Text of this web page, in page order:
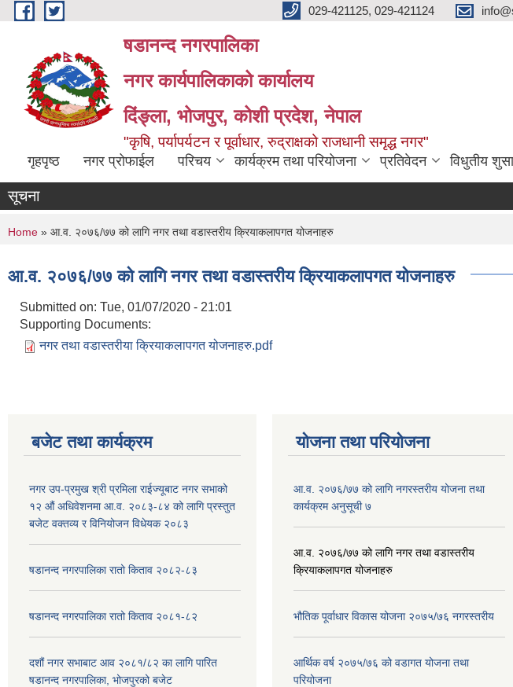
Skip to main content 029-421125, 029-421124
षडानन्द नगरपालिका
नगर कार्यपालिकाको कार्यालय
दिंङ्ला, भोजपुर, कोशी प्रदेश, नेपाल
"कृषि, पर्यापर्यटन र पूर्वाधार, रुद्राक्षको राजधानी समृद्ध नगर"
गृहपृष्ठ नगर प्रोफाईल परिचय कार्यक्रम तथा परियोजना प्रतिवेदन विधुतीय
सूचना
You are here
Home » आ.व. २०७६/७७ को लागि नगर तथा वडास्तरीय क्रियाकलापगत योजनाहरु
आ.व. २०७६/७७ को लागि नगर तथा वडास्तरीय क्रियाकलापगत योजनाहरु
Submitted on: Tue, 01/07/2020 - 21:01
Supporting Documents:
नगर तथा वडास्तरीया क्रियाकलापगत योजनाहरु.pdf
बजेट तथा कार्यक्रम
नगर उप-प्रमुख श्री प्रमिला राईज्यूबाट नगर सभाको
१२ ‍औं अधिवेशनमा आ.व. २०८३-८४ को लागि प्रस्तुत
बजेट वक्तव्य र विनियोजन विधेयक २०८३
षडानन्द नगरपालिका रातो किताव २०८२-८३
षडानन्द नगरपालिका रातो किताव २०८१-८२
दशौं नगर सभाबाट आव २०८१/८२ का लागि पारित
षडानन्द नगरपालिका, भोजपुरको बजेट
योजना तथा परियोजना
आ.व. २०७६/७७ को लागि नगरस्तरीय योजना तथा
कार्यक्रम अनुसूची ७
आ.व. २०७६/७७ को लागि नगर तथा वडास्तरीय
क्रियाकलापगत योजनाहरु
भौतिक पूर्वाधार विकास योजना २०७५/७६ नगरस्तरीय
आर्थिक वर्ष २०७५/७६ को वडागत योजना तथा
परियोजना